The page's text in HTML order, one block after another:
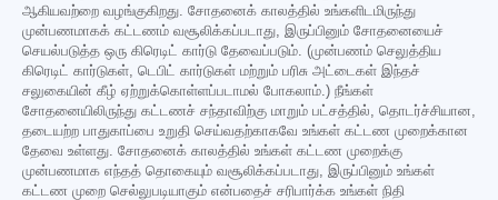
ஆகியவற்றை வழங்குகிறது. சோதனைக் காலத்தில் உங்களிடமிருந்து
முன்பணமாகக் கட்டணம் வசூலிக்கப்படாது, இருப்பினும் சோதனையைச்
செயல்படுத்த ஒரு கிரெடிட் கார்டு தேவைப்படும். (முன்பணம் செலுத்திய
கிரெடிட் கார்டுகள், டெபிட் கார்டுகள் மற்றும் பரிசு அட்டைகள் இந்தச்
சலுகையின் கீழ் ஏற்றுக்கொள்ளப்படாமல் போகலாம்.) நீங்கள்
சோதனையிலிருந்து கட்டணச் சந்தாவிற்கு மாறும் பட்சத்தில், தொடர்ச்சியான,
தடையற்ற பாதுகாப்பை உறுதி செய்வதற்காகவே உங்கள் கட்டண முறைக்கான
தேவை உள்ளது. சோதனைக் காலத்தில் உங்கள் கட்டண முறைக்கு
முன்பணமாக எந்தத் தொகையும் வசூலிக்கப்படாது, இருப்பினும் உங்கள்
கட்டண முறை செல்லுபடியாகும் என்பதைச் சரிபார்க்க உங்கள் நிதி